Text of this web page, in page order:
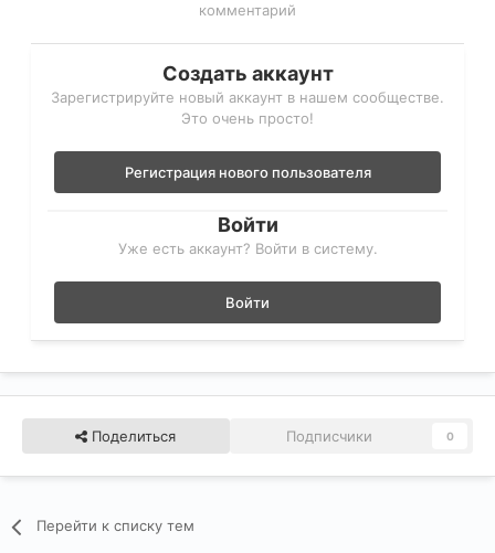
комментарий
Создать аккаунт
Зарегистрируйте новый аккаунт в нашем сообществе.
Это очень просто!
Регистрация нового пользователя
Войти
Уже есть аккаунт? Войти в систему.
Войти
Поделиться Подписчики 0
Перейти к списку тем